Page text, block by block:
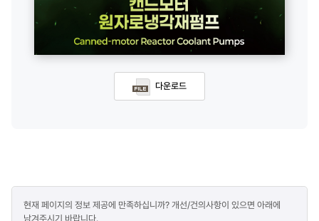
다운로드
만족도
현재 페이지의 정보 제공에 만족하십니까? 개선/건의사항이 있으면 아래에
남겨주시기 바랍니다.